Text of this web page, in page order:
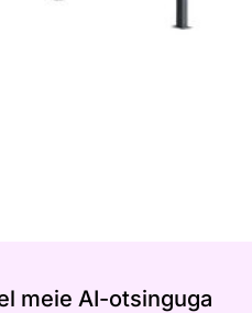
meie AI-otsinguga